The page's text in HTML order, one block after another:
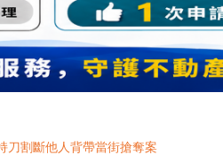
刀割斷他人背帶當街搶奪案